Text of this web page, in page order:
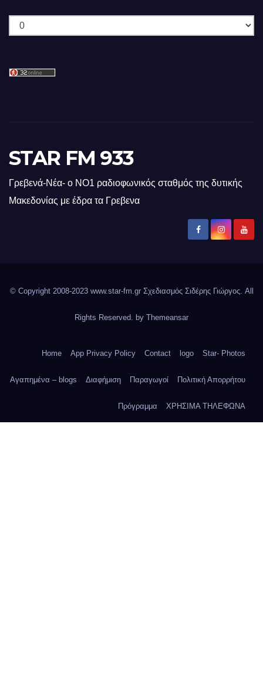
Ιστορικό
STAR FM 933
Γρεβενά-Νέα- ο ΝΟ1 ραδιοφωνικός σταθμός της δυτικής
Μακεδονίας με έδρα τα Γρεβενα
© Copyright 2008-2023 www.star-fm.gr Σχεδιασμός Σιδέρης Γιώργος. All
Rights Reserved. by Themeansar
Home App Privacy Policy Contact logo Star- Photos
Αγαπημένα – blogs Διαφήμιση Παραγωγοί Πολιτική Απορρήτου
Πρόγραμμα ΧΡΗΣΙΜΑ ΤΗΛΕΦΩΝΑ